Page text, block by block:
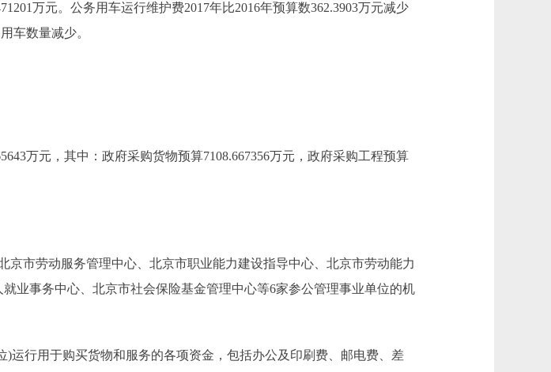
万元。公务用车运行维护费2017年比2016年预算数362.3903万元减少
车数量减少。
万元，其中：政府采购货物预算7108.667356万元，政府采购工程预算
市劳动服务管理中心、北京市职业能力建设指导中心、北京市劳动能力
业事务中心、北京市社会保险基金管理中心等6家参公管理事业单位的机
行用于购买货物和服务的各项资金，包括办公及印刷费、邮电费、差